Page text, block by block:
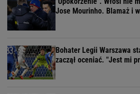
Jose Mourinho. Blamaż i
Bohater Legii Warszawa
zaczął oceniać. "Jest mi